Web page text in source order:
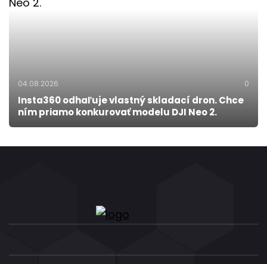
04.08.2026 0
Insta360 odhaľuje vlastný skladací dron. Chce
ním priamo konkurovať modelu DJI Neo 2.